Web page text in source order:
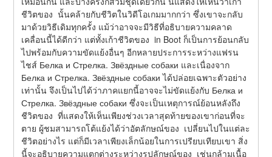
ชีวิตของ  นั้นคล้ายกับชีวิตในวิดีโอเกมมากกว่า ซึ่งเขาจะกลับ
มาด้วยวิธีเดิมทุกครั้ง แม้ว่าอาจจะมีวิธีที่อธิบายความคลาด
เคลื่อนนี้ได้ดีกว่า แต่ทั้งเก้าชีวิตของ  in Boot ก็เป็นการย้อนกลับ
ไปพร้อมกับความขัดแย้งอื่นๆ อีกหลายประการระหว่างแฟรน
ไชส์ Белка и Стрелка. Звёздные собаки และเนื่องจาก
Белка и Стрелка. Звёздные собаки ได้ปล่อยเฉพาะตัวอย่าง
เท่านั้น จึงเป็นไปได้ว่าภาคแยกนี้อาจจะไม่ขัดแย้งกับ Белка и
Стрелка. Звёздные собаки ซึ่งจะเป็นเหตุการณ์ย้อนหลังถึง
ชีวิตของ  ที่แสดงให้เห็นเพียงช่วงเวลาสุดท้ายของเขาก่อนที่จะ
ตาย ผู้ชมสามารถโต้แย้งได้ว่าอัตลักษณ์ของ  เปลี่ยนไปในแต่ละ
ชีวิตอย่างไร แต่ก็มีเวลาเพียงเล็กน้อยในการเปรียบเทียบเขา สิ่ง
นี้จะอธิบายความแตกต่างระหว่างรูปลักษณ์ของ  เช่นกล้ามเนื้อ